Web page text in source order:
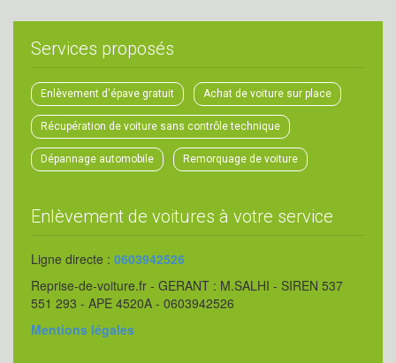
Services proposés
Enlèvement d'épave gratuit Achat de voiture sur place
Récupération de voiture sans contrôle technique
Dépannage automobile Remorquage de voiture
Enlèvement de voitures à votre service
Ligne directe : 0603942526
Reprise-de-voiture.fr - GERANT : M.SALHI - SIREN 537
551 293 - APE 4520A - 0603942526
Mentions légales